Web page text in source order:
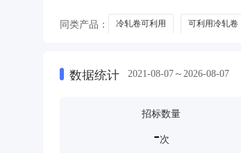
同类产品： 冷轧卷可利用 可利用冷轧卷
数据统计 2021-08-07～2026-08-07
招标数量
-次